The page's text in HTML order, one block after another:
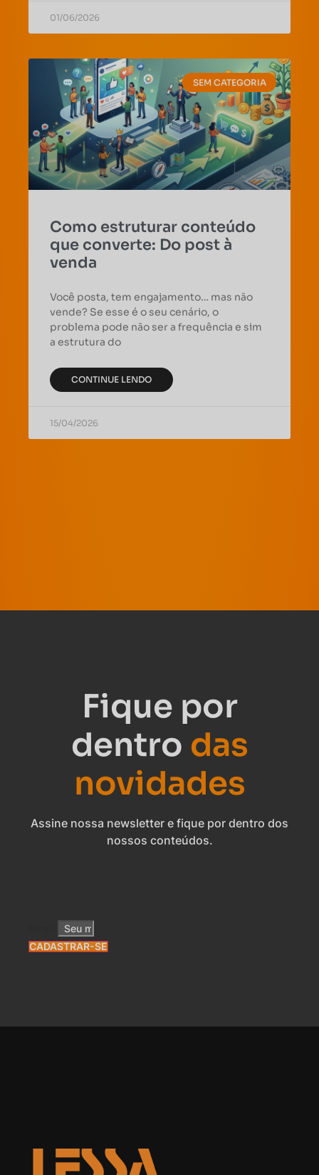
01/06/2026
SEM CATEGORIA
Como estruturar conteúdo
que converte: Do post à
venda
Você posta, tem engajamento… mas não
vende? Se esse é o seu cenário, o
problema pode não ser a frequência e sim
a estrutura do
CONTINUE LENDO
15/04/2026
Fique por
dentro das
novidades
Assine nossa newsletter e fique por dentro dos
nossos conteúdos.
CADASTRAR-SE